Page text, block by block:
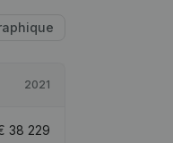
2021
38 229